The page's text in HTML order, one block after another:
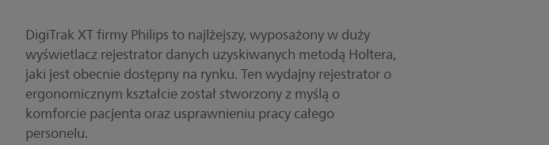
DigiTrak XT firmy Philips to najlżejszy, wyposażony w duży
wyświetlacz rejestrator danych uzyskiwanych metodą Holtera,
jaki jest obecnie dostępny na rynku. Ten wydajny rejestrator o
ergonomicznym kształcie został stworzony z myślą o
komforcie pacjenta oraz usprawnieniu pracy całego
personelu.